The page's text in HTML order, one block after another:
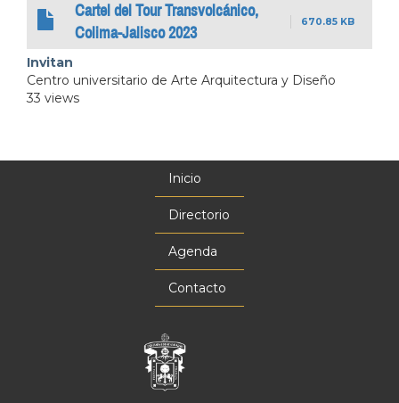
Cartel del Tour Transvolcánico,
Colima-Jalisco 2023
670.85 KB
Invitan
Centro universitario de Arte Arquitectura y Diseño
33 views
Inicio
Directorio
Agenda
Contacto